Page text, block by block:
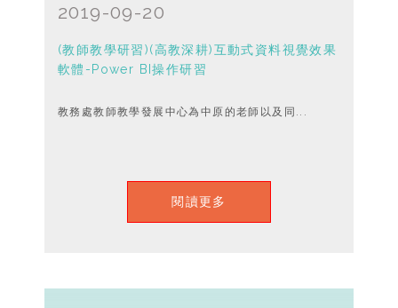
2019-09-20
(教師教學研習)(高教深耕)互動式資料視覺效果
軟體-Power BI操作研習
教務處教師教學發展中心為中原的老師以及同...
閱讀更多